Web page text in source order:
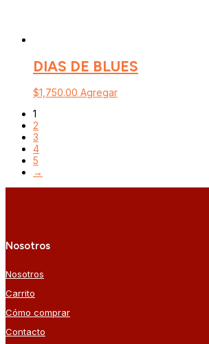
DIAS DE BLUES
$1,750.00 Agregar
1
2
3
4
5
→
Nosotros
Nosotros
Carrito
Cómo comprar
Contacto